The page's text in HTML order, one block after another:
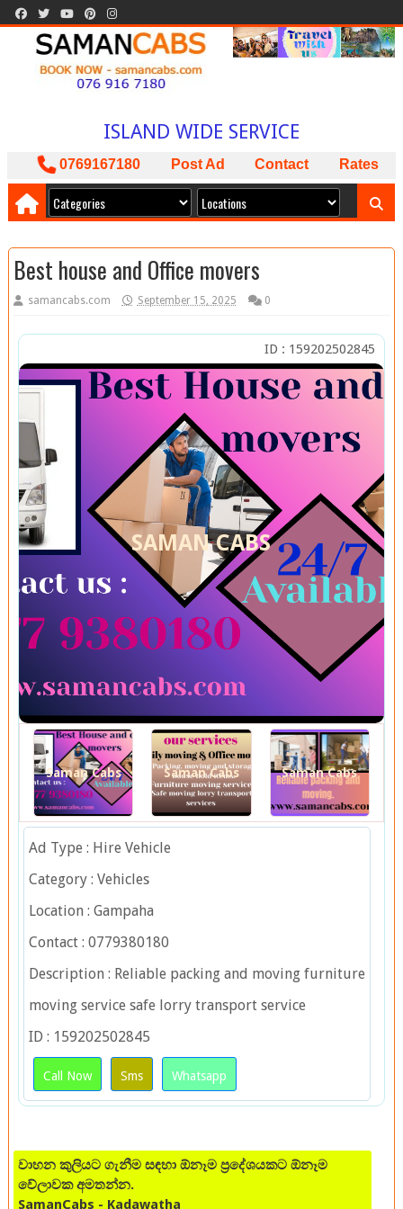
SAMAN CABS
BOOK NOW
PACKAGES AVAILABLE
ඔබට අවශ්‍ය කාර් ලොරි බස් අඩුම මිලට
අපෙන් !
0769167180 Post Ad Contact Rates
Best house and Office movers
samancabs.com September 15, 2025 0
ID : 159202502845
SAMAN CABS
Saman Cabs Saman Cabs Saman Cabs
Ad Type : Hire Vehicle
Category : Vehicles
Location : Gampaha
Contact : 0779380180
Description : Reliable packing and moving furniture
moving service safe lorry transport service
ID : 159202502845
Call Now Sms Whatsapp
වාහන කුලියට ගැනීම සඳහා ඕනෑම ප්‍රදේශයකට ඕනෑම
වේලාවක අමතන්න.
SamanCabs - Kadawatha